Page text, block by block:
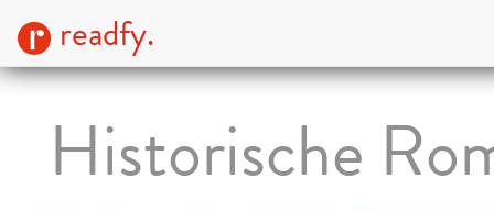
readfy.
Historische